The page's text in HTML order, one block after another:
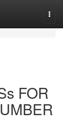
FOR